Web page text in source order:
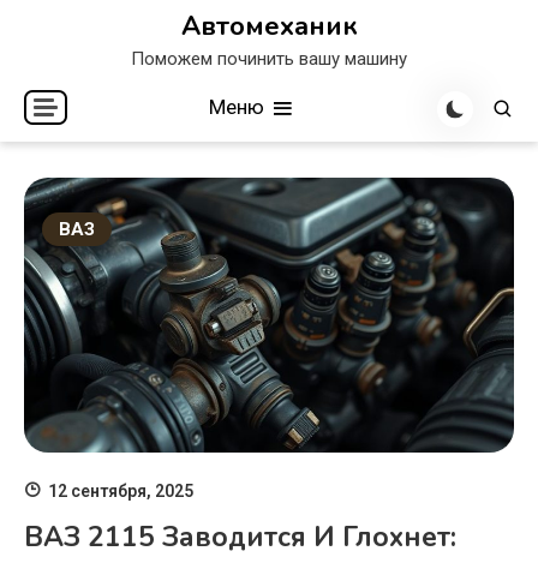
Автомеханик
Поможем починить вашу машину
Меню
ВАЗ
12 сентября, 2025
ВАЗ 2115 Заводится И Глохнет: